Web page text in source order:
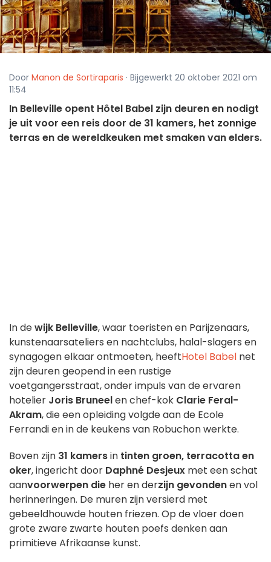
Door Manon de Sortiraparis · Bijgewerkt 20 oktober 2021 om
11:54
In Belleville opent Hôtel Babel zijn deuren en nodigt
je uit voor een reis door de 31 kamers, het zonnige
terras en de wereldkeuken met smaken van elders.
In dewijk Belleville, waar toeristen en Parijzenaars,
kunstenaarsateliers en nachtclubs, halal-slagers en
synagogen elkaar ontmoeten, heeftHotel Babel net
zijn deuren geopend in een rustige
voetgangersstraat, onder impuls van de ervaren
hotelier Joris Bruneelen chef-kok Clarie Feral-
Akram, die een opleiding volgde aan de Ecole
Ferrandi en in de keukens van Robuchon werkte.
Boven zijn 31 kamersin tinten groen, terracotta en
oker, ingericht door Daphné Desjeux met een schat
aanvoorwerpen die her en derzijn gevondenen vol
herinneringen. De muren zijn versierd met
gebeeldhouwde houten friezen. Op de vloer doen
grote zware zwarte houten poefs denken aan
primitieve Afrikaanse kunst.